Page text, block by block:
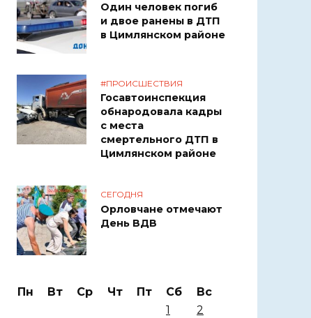
Один человек погиб
и двое ранены в ДТП
в Цимлянском районе
#ПРОИСШЕСТВИЯ
Госавтоинспекция
обнародовала кадры
с места
смертельного ДТП в
Цимлянском районе
СЕГОДНЯ
Орловчане отмечают
День ВДВ
Пн Вт Ср Чт Пт Сб
Вс
1
2